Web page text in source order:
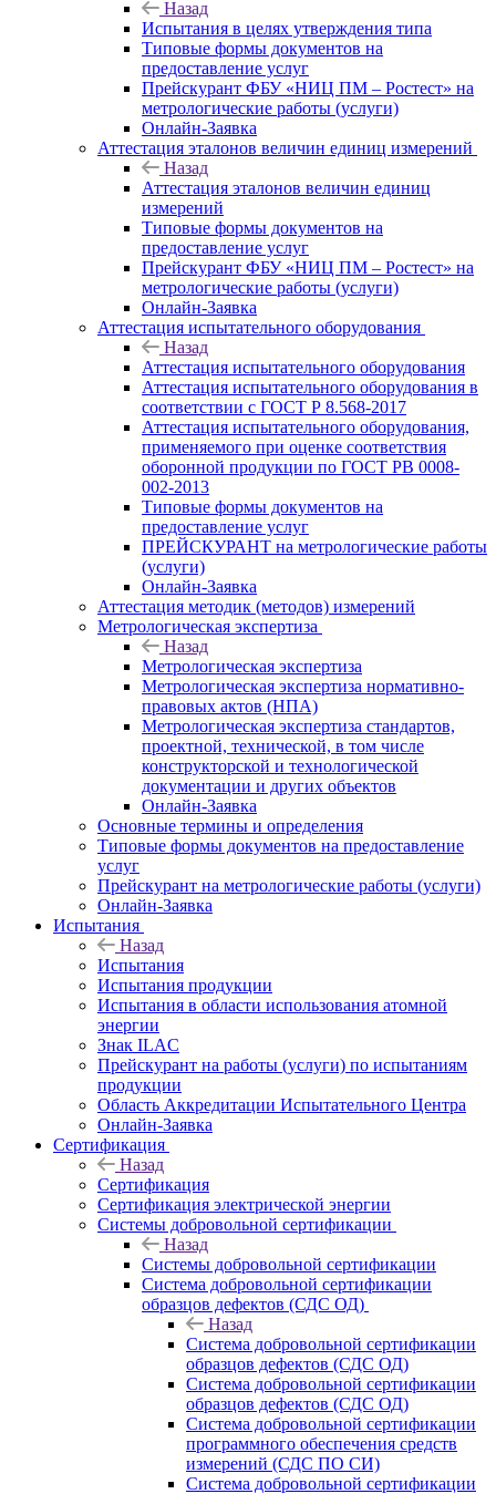
Назад
Испытания в целях утверждения типа
Типовые формы документов на
предоставление услуг
Прейскурант ФБУ «НИЦ ПМ – Ростест» на
метрологические работы (услуги)
Онлайн-Заявка
Аттестация эталонов величин единиц измерений
Назад
Аттестация эталонов величин единиц
измерений
Типовые формы документов на
предоставление услуг
Прейскурант ФБУ «НИЦ ПМ – Ростест» на
метрологические работы (услуги)
Онлайн-Заявка
Аттестация испытательного оборудования
Назад
Аттестация испытательного оборудования
Аттестация испытательного оборудования в
соответствии с ГОСТ Р 8.568-2017
Аттестация испытательного оборудования,
применяемого при оценке соответствия
оборонной продукции по ГОСТ РВ 0008-
002-2013
Типовые формы документов на
предоставление услуг
ПРЕЙСКУРАНТ на метрологические работы
(услуги)
Онлайн-Заявка
Аттестация методик (методов) измерений
Метрологическая экспертиза
Назад
Метрологическая экспертиза
Метрологическая экспертиза нормативно-
правовых актов (НПА)
Метрологическая экспертиза стандартов,
проектной, технической, в том числе
конструкторской и технологической
документации и других объектов
Онлайн-Заявка
Основные термины и определения
Типовые формы документов на предоставление
услуг
Прейскурант на метрологические работы (услуги)
Онлайн-Заявка
Испытания
Назад
Испытания
Испытания продукции
Испытания в области использования атомной
энергии
Знак ILAC
Прейскурант на работы (услуги) по испытаниям
продукции
Область Аккредитации Испытательного Центра
Онлайн-Заявка
Сертификация
Назад
Сертификация
Сертификация электрической энергии
Системы добровольной сертификации
Назад
Системы добровольной сертификации
Система добровольной сертификации
образцов дефектов (СДС ОД)
Назад
Система добровольной сертификации
образцов дефектов (СДС ОД)
Система добровольной сертификации
образцов дефектов (СДС ОД)
Система добровольной сертификации
программного обеспечения средств
измерений (СДС ПО СИ)
Система добровольной сертификации